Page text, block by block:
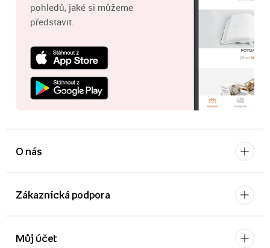
pohledů, jaké si můžeme
představit.
O nás
Zákaznícká podpora
Můj účet